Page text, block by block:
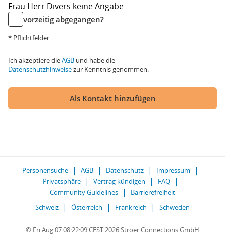
Frau Herr Divers keine Angabe
vorzeitig abgegangen?
* Pflichtfelder
Ich akzeptiere dieAGB und habe die
Datenschutzhinweisezur Kenntnis genommen.
Als Kontakt hinzufügen
Personensuche AGB Datenschutz
Impressum
Privatsphäre
Vertrag kündigen
FAQ
Community Guidelines
Barrierefreiheit
Schweiz
Österreich Frankreich Schweden
© Fri Aug 07 08:22:09 CEST 2026 Ströer Connections GmbH